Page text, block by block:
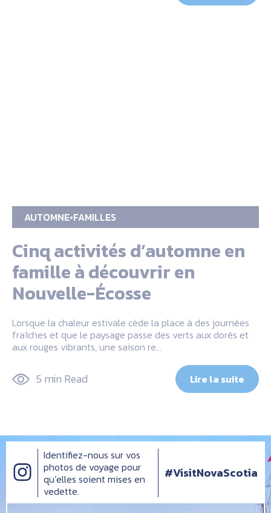
AUTOMNE FAMILLES
Cinq activités d’automne en
famille à découvrir en
Nouvelle-Écosse
Lorsque la chaleur estivale cède la place à des journées
fraîches et que le paysage passe des verts aux dorés et
aux rouges vibrants, une saison re…
5 min Read Lire la suite
Identifiez-nous sur vos
photos de voyage pour
qu’elles soient mises en
vedette.
#VisitNovaScotia